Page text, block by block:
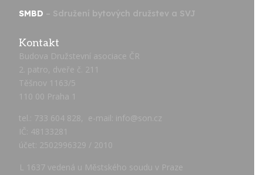
SMBD – Sdružení bytových družstev a SVJ
Kontakt
Budova Družstevní asociace ČR
2. patro, dveře č. 211
Těšnov 1163/5
110 00 Praha 1
tel.: 733 604 828, e-mail: info@son.cz
IČ: 48133281
účet: 2502996329 / 2010
L 1637 vedená u Městského soudu v Praze